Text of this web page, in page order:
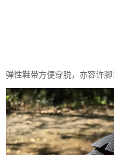
弹性鞋带方便穿脱，亦容许脚